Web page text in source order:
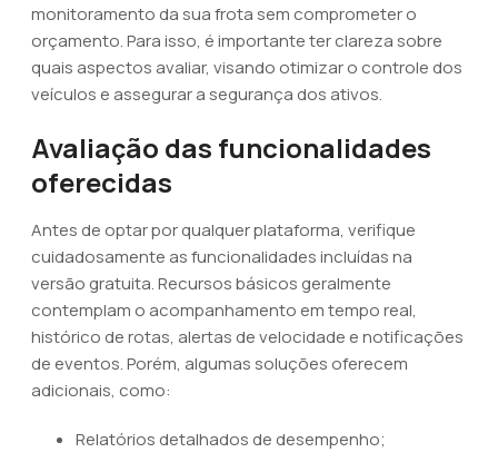
monitoramento da sua frota sem comprometer o
orçamento. Para isso, é importante ter clareza sobre
quais aspectos avaliar, visando otimizar o controle dos
veículos e assegurar a segurança dos ativos.
Avaliação das funcionalidades
oferecidas
Antes de optar por qualquer plataforma, verifique
cuidadosamente as funcionalidades incluídas na
versão gratuita. Recursos básicos geralmente
contemplam o acompanhamento em tempo real,
histórico de rotas, alertas de velocidade e notificações
de eventos. Porém, algumas soluções oferecem
adicionais, como:
Relatórios detalhados de desempenho;